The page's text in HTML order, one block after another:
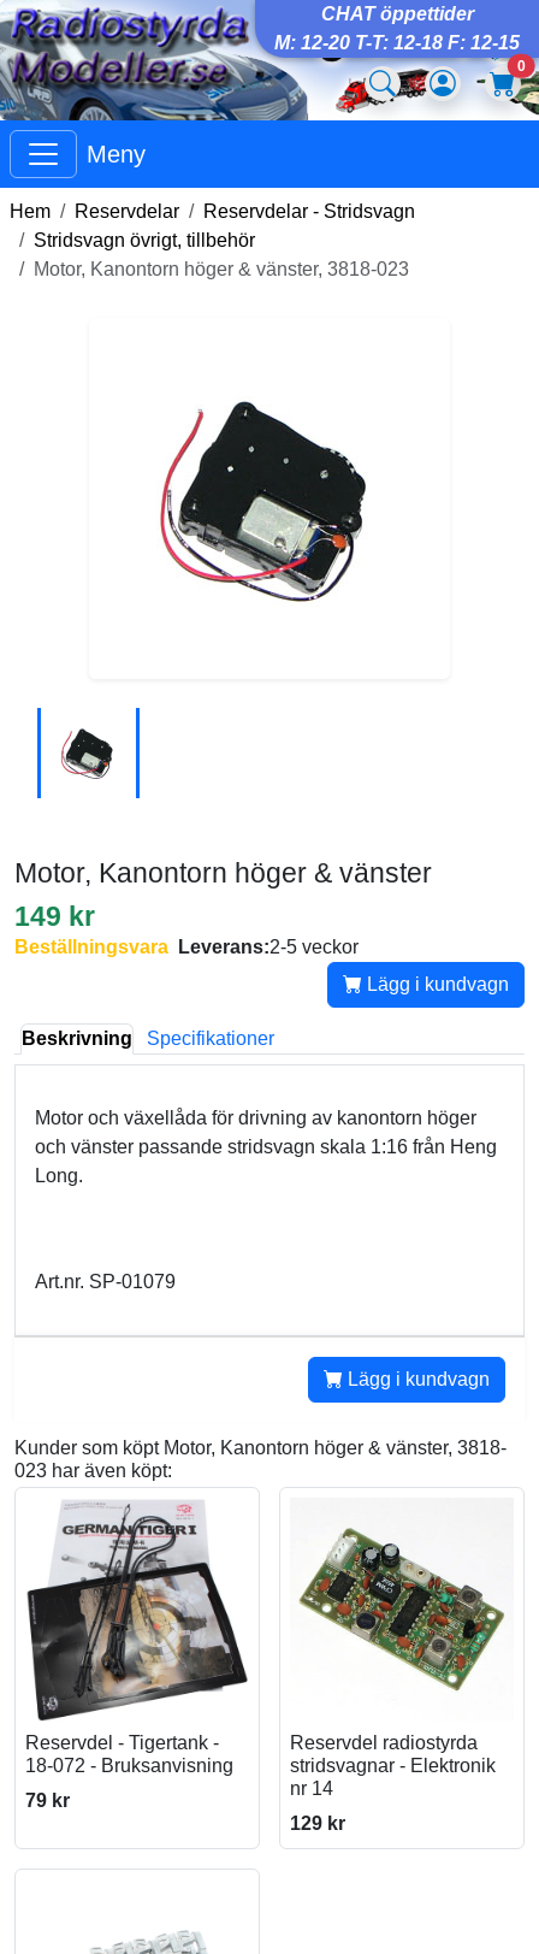
CHAT öppettider
M: 12-20 T-T: 12-18 F: 12-15
0
Meny
Hem Reservdelar
Reservdelar - Stridsvagn
Stridsvagn övrigt, tillbehör
Motor, Kanontorn höger & vänster, 3818-023
Motor, Kanontorn höger & vänster
149 kr
Beställningsvara Leverans:2-5 veckor
Lägg i kundvagn
Beskrivning Specifikationer
Motor och växellåda för drivning av kanontorn höger
och vänster passande stridsvagn skala 1:16 från Heng
Long.
Art.nr. SP-01079
Lägg i kundvagn
Kunder som köpt Motor, Kanontorn höger & vänster, 3818-
023 har även köpt:
Reservdel - Tigertank -
18-072 - Bruksanvisning
79 kr
Reservdel radiostyrda
stridsvagnar - Elektronik
nr 14
129 kr